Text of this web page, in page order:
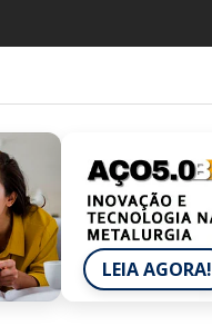
LEIA AGORA!